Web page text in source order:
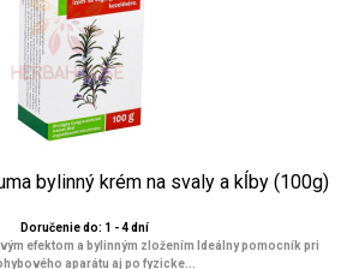
bylinný krém na svaly a kĺby (100g)
Doručenie do: 1 - 4 dní
efektom a bylinným zložením Ideálny pomocník pri
aparátu aj po fyzicke...